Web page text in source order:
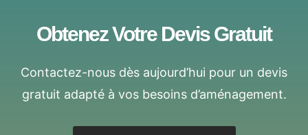
Obtenez Votre Devis Gratuit
Contactez-nous dès aujourd’hui pour un devis
gratuit adapté à vos besoins d’aménagement.